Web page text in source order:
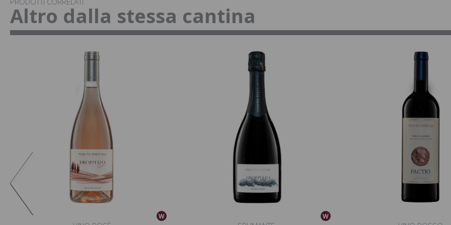
Altro dalla stessa cantina
W W